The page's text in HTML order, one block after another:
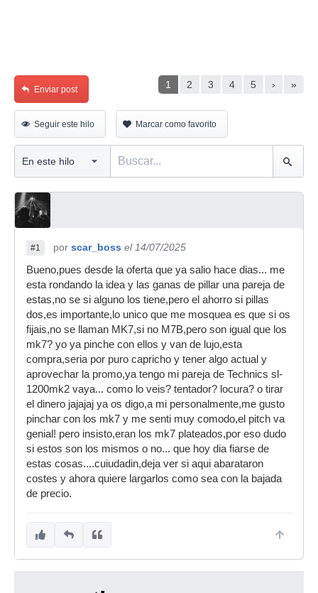
1 2 3 4 5 › »
Enviar post
Seguir este hilo Marcar como favorito
#1 por scar_boss el 14/07/2025
Bueno,pues desde la oferta que ya salio hace dias... me
esta rondando la idea y las ganas de pillar una pareja de
estas,no se si alguno los tiene,pero el ahorro si pillas
dos,es importante,lo unico que me mosquea es que si os
fijais,no se llaman MK7,si no M7B,pero son igual que los
mk7? yo ya pinche con ellos y van de lujo,esta
compra,seria por puro capricho y tener algo actual y
aprovechar la promo,ya tengo mi pareja de Technics sl-
1200mk2 vaya... como lo veis? tentador? locura? o tirar
el dinero jajajaj ya os digo,a mi personalmente,me gusto
pinchar con los mk7 y me senti muy comodo,el pitch va
genial! pero insisto,eran los mk7 plateados,por eso dudo
si estos son los mismos o no... que hoy dia fiarse de
estas cosas....cuiudadin,deja ver si aqui abarataron
costes y ahora quiere largarlos como sea con la bajada
de precio.